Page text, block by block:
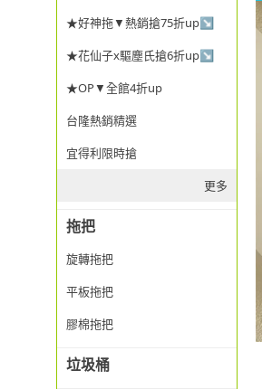
★好神拖▼熱銷搶75折up↘
★花仙子x驅塵氏搶6折up↘
★OP▼全館4折up
台隆熱銷精選
宜得利限時搶
更多
拖把
旋轉拖把
平板拖把
膠棉拖把
垃圾桶